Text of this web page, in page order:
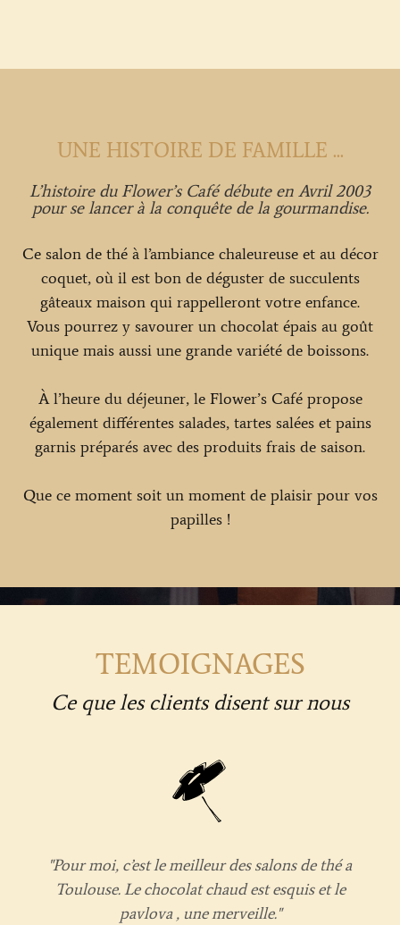
UNE HISTOIRE DE FAMILLE ...
L’histoire du Flower’s Café débute en Avril 2003
pour se lancer à la conquête de la gourmandise.
Ce salon de thé à l’ambiance chaleureuse et au décor
coquet, où il est bon de déguster de succulents
gâteaux maison qui rappelleront votre enfance.
Vous pourrez y savourer un chocolat épais au goût
unique mais aussi une grande variété de boissons.
À l’heure du déjeuner, le Flower’s Café propose
également différentes salades, tartes salées et pains
garnis préparés avec des produits frais de saison.
Que ce moment soit un moment de plaisir pour vos
papilles !
TEMOIGNAGES
Ce que les clients disent sur nous
"Pour moi, c’est le meilleur des salons de thé a
Toulouse. Le chocolat chaud est esquis et le
pavlova , une merveille."